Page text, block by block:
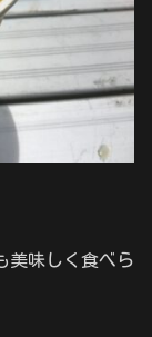
美味しく食べら